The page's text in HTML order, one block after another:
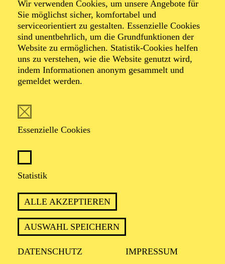
Wir verwenden Cookies, um unsere Angebote für
Sie möglichst sicher, komfortabel und
serviceorientiert zu gestalten. Essenzielle Cookies
sind unentbehrlich, um die Grundfunktionen der
Website zu ermöglichen. Statistik-Cookies helfen
uns zu verstehen, wie die Website genutzt wird,
indem Informationen anonym gesammelt und
gemeldet werden.
Essenzielle Cookies
Statistik
ALLE AKZEPTIEREN
AUSWAHL SPEICHERN
DATENSCHUTZ IMPRESSUM
Berlin
Mozart Serenade
Werke von Antonín Dvorák, Luciano Berio, Vinko
ENSEMBLE WIEN-BERLIN